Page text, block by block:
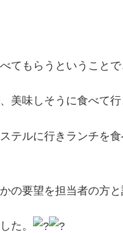
てもらうということで
美味しそうに食べて行
テルに行きランチを
の要望を担当者の方と
た。